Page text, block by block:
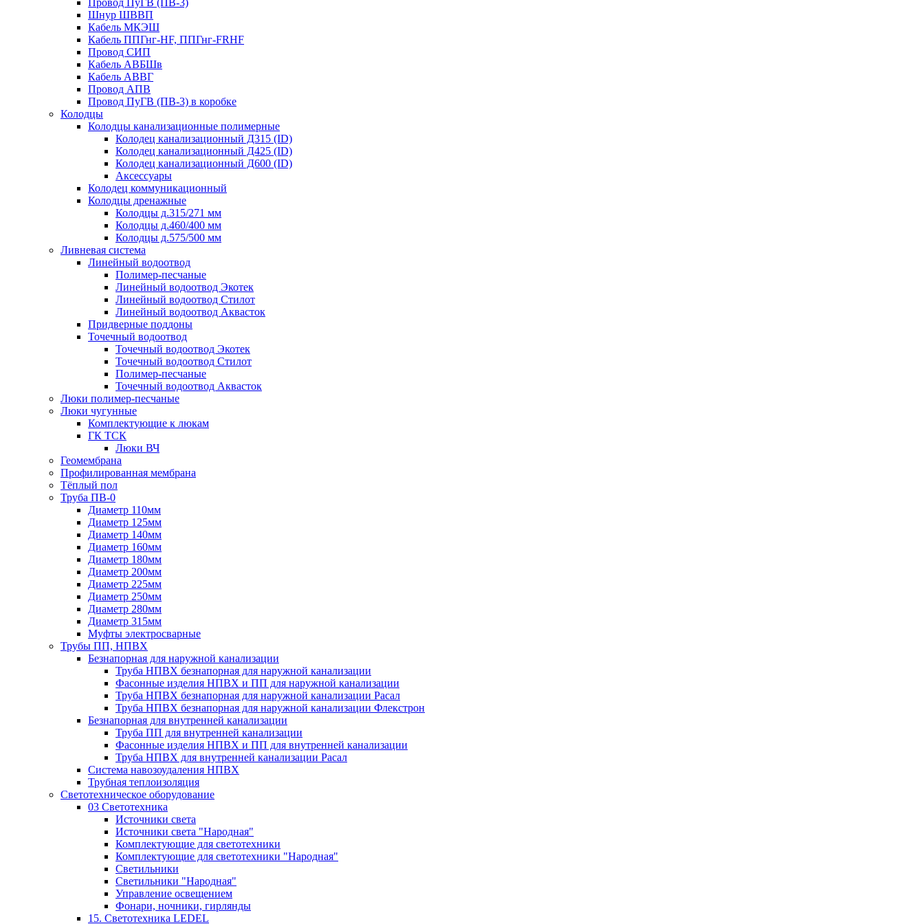
Шнур ШВВП
Кабель МКЭШ
Кабель ППГнг-HF, ППГнг-FRHF
Провод СИП
Кабель АВБШв
Кабель АВВГ
Провод АПВ
Провод ПуГВ (ПВ-3) в коробке
Колодцы
Колодцы канализационные полимерные
Колодец канализационный Д315 (ID)
Колодец канализационный Д425 (ID)
Колодец канализационный Д600 (ID)
Аксессуары
Колодец коммуникационный
Колодцы дренажные
Колодцы д.315/271 мм
Колодцы д.460/400 мм
Колодцы д.575/500 мм
Ливневая система
Линейный водоотвод
Полимер-песчаные
Линейный водоотвод Экотек
Линейный водоотвод Стилот
Линейный водоотвод Аквасток
Придверные поддоны
Точечный водоотвод
Точечный водоотвод Экотек
Точечный водоотвод Стилот
Полимер-песчаные
Точечный водоотвод Аквасток
Люки полимер-песчаные
Люки чугунные
Комплектующие к люкам
ГК ТСК
Люки ВЧ
Геомембрана
Профилированная мембрана
Тёплый пол
Труба ПВ-0
Диаметр 110мм
Диаметр 125мм
Диаметр 140мм
Диаметр 160мм
Диаметр 180мм
Диаметр 200мм
Диаметр 225мм
Диаметр 250мм
Диаметр 280мм
Диаметр 315мм
Муфты электросварные
Трубы ПП, НПВХ
Безнапорная для наружной канализации
Труба НПВХ безнапорная для наружной канализации
Фасонные изделия НПВХ и ПП для наружной канализации
Труба НПВХ безнапорная для наружной канализации Расал
Труба НПВХ безнапорная для наружной канализации Флекстрон
Безнапорная для внутренней канализации
Труба ПП для внутренней канализации
Фасонные изделия НПВХ и ПП для внутренней канализации
Труба НПВХ для внутренней канализации Расал
Система навозоудаления НПВХ
Трубная теплоизоляция
Светотехническое оборудование
03 Светотехника
Источники света
Источники света "Народная"
Комплектующие для светотехники
Комплектующие для светотехники "Народная"
Светильники
Светильники "Народная"
Управление освещением
Фонари, ночники, гирлянды
15. Светотехника LEDEL